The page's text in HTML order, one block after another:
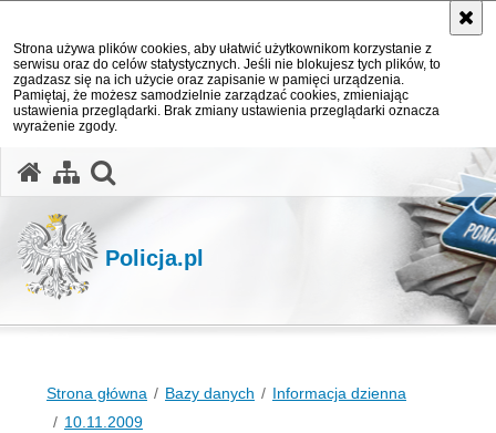
Strona używa plików cookies, aby ułatwić użytkownikom korzystanie z
serwisu oraz do celów statystycznych. Jeśli nie blokujesz tych plików, to
zgadzasz się na ich użycie oraz zapisanie w pamięci urządzenia.
Pamiętaj, że możesz samodzielnie zarządzać cookies, zmieniając
ustawienia przeglądarki. Brak zmiany ustawienia przeglądarki oznacza
wyrażenie zgody.
Policja.pl
Strona główna Bazy danych
Informacja dzienna
10.11.2009